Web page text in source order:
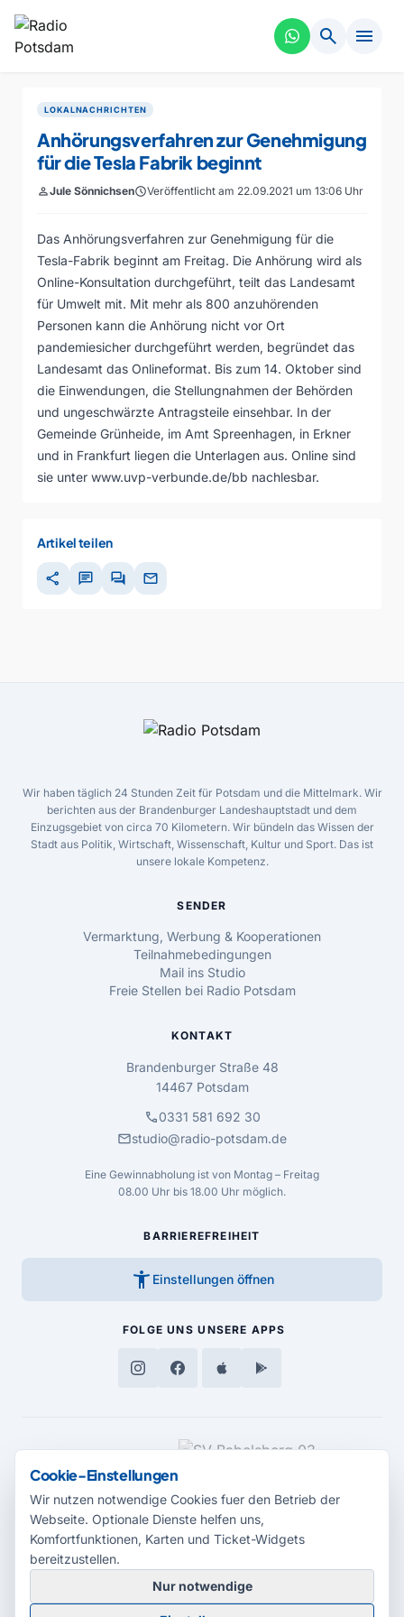
search menu
LOKALNACHRICHTEN
Anhörungsverfahren zur Genehmigung
für die Tesla Fabrik beginnt
personJule SönnichsenscheduleVeröffentlicht am 22.09.2021 um 13:06 Uhr
Das Anhörungsverfahren zur Genehmigung für die
Tesla-Fabrik beginnt am Freitag. Die Anhörung wird als
Online-Konsultation durchgeführt, teilt das Landesamt
für Umwelt mit. Mit mehr als 800 anzuhörenden
Personen kann die Anhörung nicht vor Ort
pandemiesicher durchgeführt werden, begründet das
Landesamt das Onlineformat. Bis zum 14. Oktober sind
die Einwendungen, die Stellungnahmen der Behörden
und ungeschwärzte Antragsteile einsehbar. In der
Gemeinde Grünheide, im Amt Spreenhagen, in Erkner
und in Frankfurt liegen die Unterlagen aus. Online sind
sie unter www.uvp-verbunde.de/bb nachlesbar.
Artikel teilen
share chat forum mail
Wir haben täglich 24 Stunden Zeit für Potsdam und die Mittelmark. Wir
berichten aus der Brandenburger Landeshauptstadt und dem
Einzugsgebiet von circa 70 Kilometern. Wir bündeln das Wissen der
Stadt aus Politik, Wirtschaft, Wissenschaft, Kultur und Sport. Das ist
unsere lokale Kompetenz.
SENDER
Vermarktung, Werbung & Kooperationen
Teilnahmebedingungen
Mail ins Studio
Freie Stellen bei Radio Potsdam
KONTAKT
Brandenburger Straße 48
14467 Potsdam
call0331 581 692 30
mailstudio@radio-potsdam.de
Eine Gewinnabholung ist von Montag – Freitag
08.00 Uhr bis 18.00 Uhr möglich.
BARRIEREFREIHEIT
accessibility_new Einstellungen öffnen
FOLGE UNS UNSERE APPS
MEDIENPARTNER
© 2026 Radio Potsdam. Webseite entwickelt durch dieMedienagentur
Cookie-Einstellungen
Wir nutzen notwendige Cookies fuer den Betrieb der
Webseite. Optionale Dienste helfen uns,
Komfortfunktionen, Karten und Ticket-Widgets
bereitzustellen.
Nur notwendige